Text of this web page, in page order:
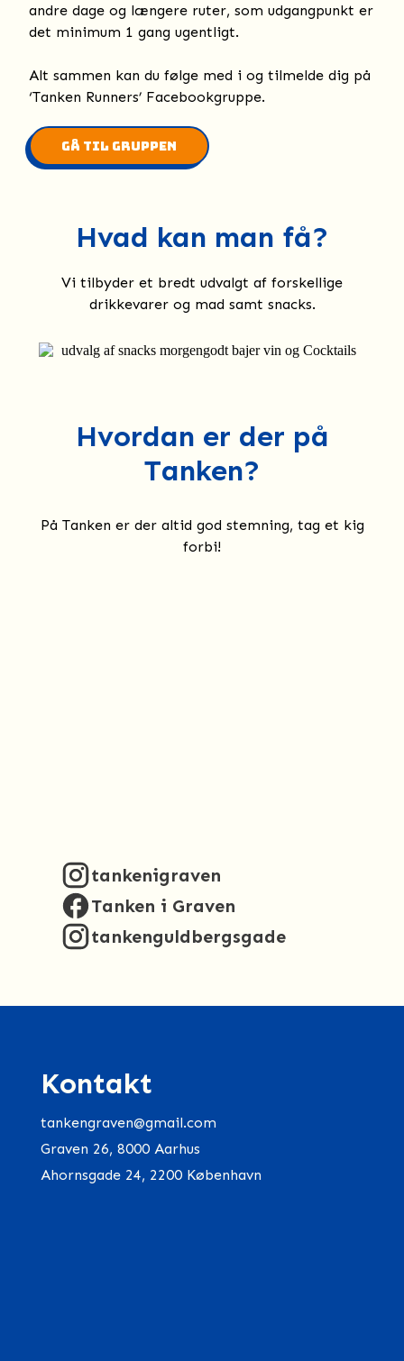
andre dage og længere ruter, som udgangpunkt er
det minimum 1 gang ugentligt.
Alt sammen kan du følge med i og tilmelde dig på
‘Tanken Runners’ Facebookgruppe.
Gå til gruppen
Hvad kan man få?
Vi tilbyder et bredt udvalgt af forskellige
drikkevarer og mad samt snacks.
Hvordan er der på
Tanken?
På Tanken er der altid god stemning, tag et kig
forbi!
tankenigraven
Tanken i Graven
tankenguldbergsgade
Kontakt
tankengraven@gmail.com
Graven 26, 8000 Aarhus
Ahornsgade 24, 2200 København